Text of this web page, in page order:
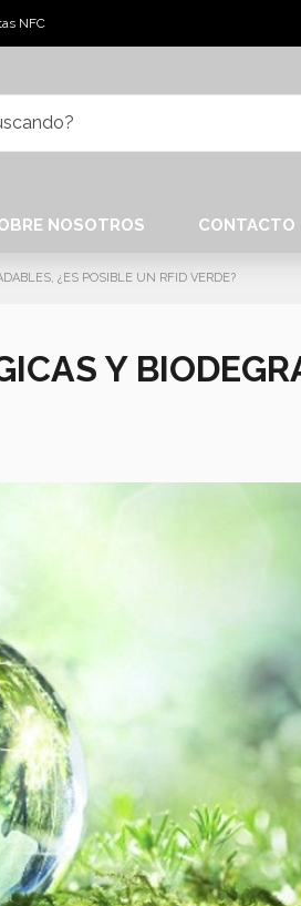
NFC
NOSOTROS CONTACTO
¿ES POSIBLE UN RFID VERDE?
Y